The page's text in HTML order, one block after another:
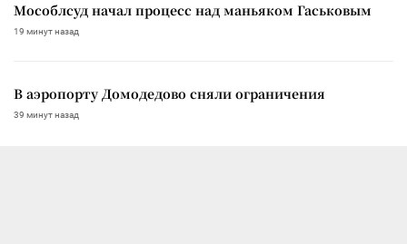
Мособлсуд начал процесс над маньяком Гаськовым
19 минут назад
В аэропорту Домодедово сняли ограничения
39 минут назад